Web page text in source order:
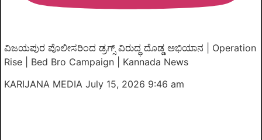
ವಿಜಯಪುರ ಪೊಲೀಸರಿಂದ ಡ್ರಗ್ಸ್ ವಿರುದ್ಧ ದೊಡ್ಡ ಅಭಿಯಾನ | Operation
Rise | Bed Bro Campaign | Kannada News
KARIJANA MEDIA July 15, 2026 9:46 am